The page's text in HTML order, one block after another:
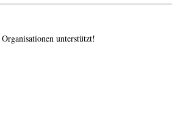
unterstützt!